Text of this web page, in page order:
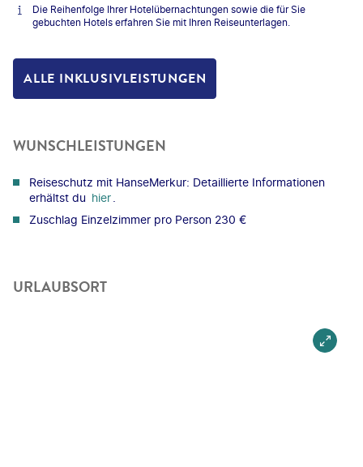
Die Reihenfolge Ihrer Hotelübernachtungen sowie die für Sie
gebuchten Hotels erfahren Sie mit Ihren Reiseunterlagen.
ALLE INKLUSIVLEISTUNGEN
WUNSCHLEISTUNGEN
Reiseschutz mit HanseMerkur: Detaillierte Informationen
erhältst du hier
Zuschlag Einzelzimmer pro Person 230 €
URLAUBSORT